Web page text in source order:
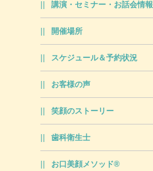
講演・セミナー・お話会情報
開催場所
スケジュール＆予約状況
お客様の声
笑顔のストーリー
歯科衛生士
お口美顔メソッド®